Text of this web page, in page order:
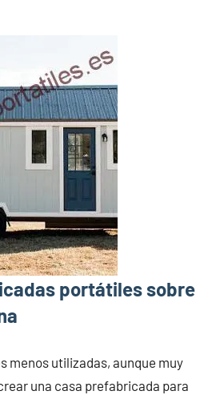
portátiles sobre
menos utilizadas, aunque muy
una casa prefabricada para